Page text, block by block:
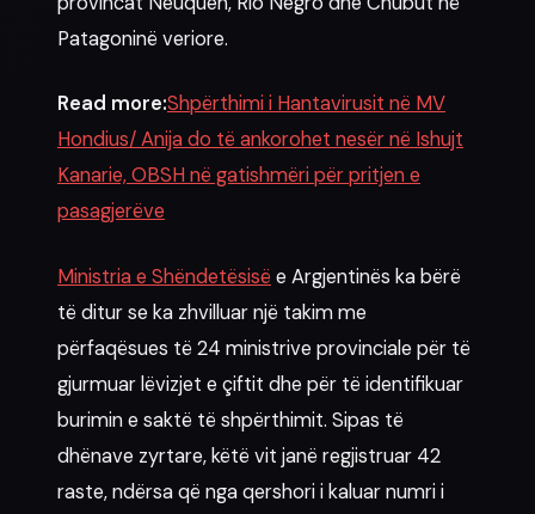
Patagoninë veriore.
Read more:Shpërthimi i Hantavirusit në MV
Hondius/ Anija do të ankorohet nesër në Ishujt
Kanarie, OBSH në gatishmëri për pritjen e
pasagjerëve
Ministria e Shëndetësisë e Argjentinës ka bërë
të ditur se ka zhvilluar një takim me
përfaqësues të 24 ministrive provinciale për të
gjurmuar lëvizjet e çiftit dhe për të identifikuar
burimin e saktë të shpërthimit. Sipas të
dhënave zyrtare, këtë vit janë regjistruar 42
raste, ndërsa që nga qershori i kaluar numri i